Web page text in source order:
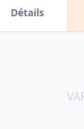
Détails